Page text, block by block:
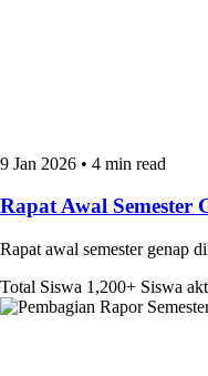
9 Jan 2026 • 4 min read
Rapat Awal
Rapat awal semester genap
Total Siswa 1,200+ Siswa